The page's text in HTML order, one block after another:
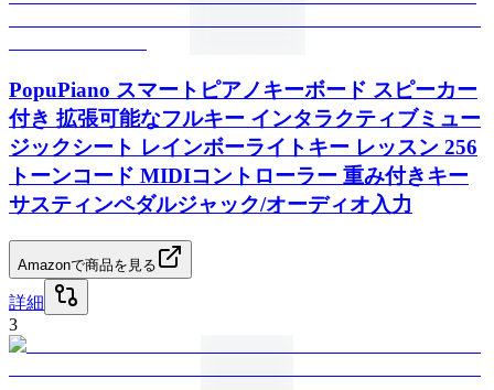
PopuPiano スマートピアノキーボード スピーカー
付き 拡張可能なフルキー インタラクティブミュー
ジックシート レインボーライトキー レッスン 256
トーンコード MIDIコントローラー 重み付きキー
サスティンペダルジャック/オーディオ入力
Amazonで商品を見る
詳細
3